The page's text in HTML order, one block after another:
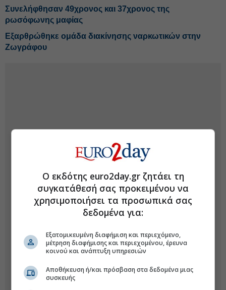
Συνελήφθησαν 49χρονος και 37χρονος της
ρωσόφωνης μαφίας
Εξαρθρώθηκε ομάδα διακίνησης ναρκωτικών στην
Ζωγράφου
Ο εκδότης euro2day.gr ζητάει τη
συγκατάθεσή σας προκειμένου να
χρησιμοποιήσει τα προσωπικά σας
δεδομένα για:
Εξατομικευμένη διαφήμιση και περιεχόμενο,
μέτρηση διαφήμισης και περιεχομένου, έρευνα
κοινού και ανάπτυξη υπηρεσιών
Αποθήκευση ή/και πρόσβαση στα δεδομένα μιας
συσκευής